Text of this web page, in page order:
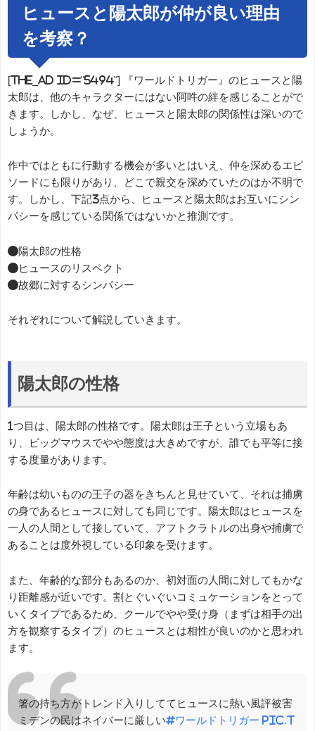
ヒュースと陽太郎が仲が良い理由
を考察？
[the_ad id="5494"] 『ワールドトリガー』のヒュースと陽
太郎は、他のキャラクターにはない阿吽の絆を感じることがで
きます。しかし、なぜ、ヒュースと陽太郎の関係性は深いので
しょうか。
作中ではともに行動する機会が多いとはいえ、仲を深めるエピ
ソードにも限りがあり、どこで親交を深めていたのはか不明で
す。しかし、下記3点から、ヒュースと陽太郎はお互いにシン
パシーを感じている関係ではないかと推測です。
●陽太郎の性格
●ヒュースのリスペクト
●故郷に対するシンパシー
それぞれについて解説していきます。
陽太郎の性格
1つ目は、陽太郎の性格です。陽太郎は王子という立場もあ
り、ビッグマウスでやや態度は大きめですが、誰でも平等に接
する度量があります。
年齢は幼いものの王子の器をきちんと見せていて、それは捕虜
の身であるヒュースに対しても同じです。陽太郎はヒュースを
一人の人間として接していて、アフトクラトルの出身や捕虜で
あることは度外視している印象を受けます。
また、年齢的な部分もあるのか、初対面の人間に対してもかな
り距離感が近いです。割とぐいぐいコミュケーションをとって
いくタイプであるため、クールでやや受け身（まずは相手の出
方を観察するタイプ）のヒュースとは相性が良いのかと思われ
ます。
箸の持ち方がトレンド入りしててヒュースに熱い風評被害
ミデンの民はネイバーに厳しい#ワールドトリガー pic.t